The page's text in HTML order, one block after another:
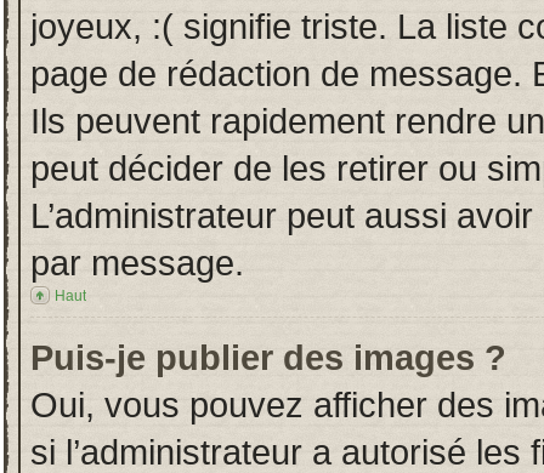
joyeux, :( signifie triste. La liste
page de rédaction de message.
Ils peuvent rapidement rendre
peut décider de les retirer ou
L’administrateur peut aussi
par message.
Haut
Puis-je publier des images ?
Oui, vous pouvez afficher des
si l’administrateur a autorisé